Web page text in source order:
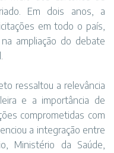
Em dois anos, a
em todo o país,
ampliação do debate
ressaltou a relevância
e a importância de
comprometidas com
a integração entre
Ministério da Saúde,